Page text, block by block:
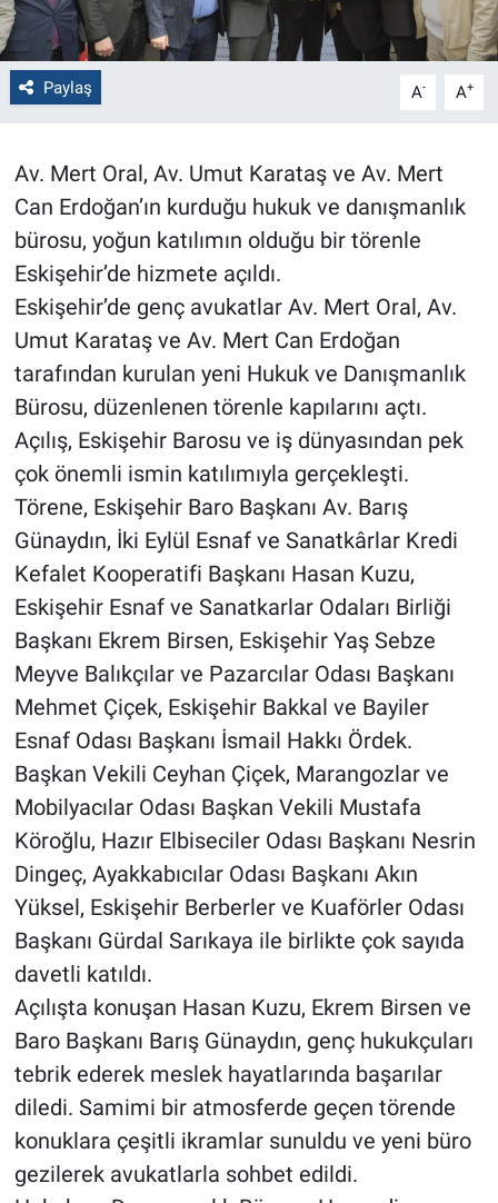
Paylaş A- A+
Av. Mert Oral, Av. Umut Karataş ve Av. Mert
Can Erdoğan’ın kurduğu hukuk ve danışmanlık
bürosu, yoğun katılımın olduğu bir törenle
Eskişehir’de hizmete açıldı.
Eskişehir’de genç avukatlar Av. Mert Oral, Av.
Umut Karataş ve Av. Mert Can Erdoğan
tarafından kurulan yeni Hukuk ve Danışmanlık
Bürosu, düzenlenen törenle kapılarını açtı.
Açılış, Eskişehir Barosu ve iş dünyasından pek
çok önemli ismin katılımıyla gerçekleşti.
Törene, Eskişehir Baro Başkanı Av. Barış
Günaydın, İki Eylül Esnaf ve Sanatkârlar Kredi
Kefalet Kooperatifi Başkanı Hasan Kuzu,
Eskişehir Esnaf ve Sanatkarlar Odaları Birliği
Başkanı Ekrem Birsen, Eskişehir Yaş Sebze
Meyve Balıkçılar ve Pazarcılar Odası Başkanı
Mehmet Çiçek, Eskişehir Bakkal ve Bayiler
Esnaf Odası Başkanı İsmail Hakkı Ördek.
Başkan Vekili Ceyhan Çiçek, Marangozlar ve
Mobilyacılar Odası Başkan Vekili Mustafa
Köroğlu, Hazır Elbiseciler Odası Başkanı Nesrin
Dingeç, Ayakkabıcılar Odası Başkanı Akın
Yüksel, Eskişehir Berberler ve Kuaförler Odası
Başkanı Gürdal Sarıkaya ile birlikte çok sayıda
davetli katıldı.
Açılışta konuşan Hasan Kuzu, Ekrem Birsen ve
Baro Başkanı Barış Günaydın, genç hukukçuları
tebrik ederek meslek hayatlarında başarılar
diledi. Samimi bir atmosferde geçen törende
konuklara çeşitli ikramlar sunuldu ve yeni büro
gezilerek avukatlarla sohbet edildi.
Çevre
Yerel
Bilim ve Teknoloji